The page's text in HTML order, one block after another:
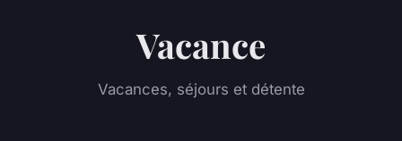
Vacance
Vacances, séjours et détente